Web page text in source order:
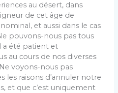
au désert, dans
de cet âge de
nominal, et aussi dans le cas
pouvons-nous pas tous
a été patient et
au cours de nos diverses
voyons-nous pas
les raisons d’annuler notre
et que c’est uniquement